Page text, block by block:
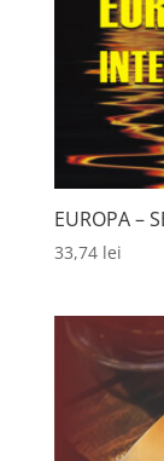
EUROPA –
33,74 lei